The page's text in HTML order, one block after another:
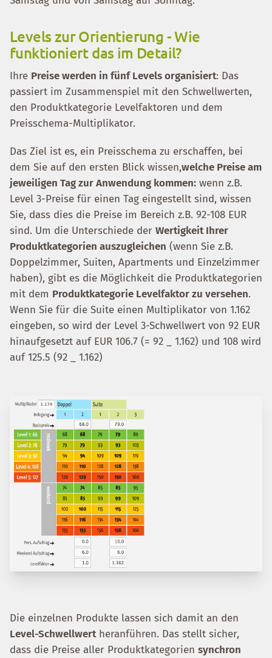
Levels zur Orientierung - Wie
funktioniert das im Detail?
Ihre Preise werden in fünf Levels organisiert: Das
passiert im Zusammenspiel mit den Schwellwerten,
den Produktkategorie Levelfaktoren und dem
Preisschema-Multiplikator.
Das Ziel ist es, ein Preisschema zu erschaffen, bei
dem Sie auf den ersten Blick wissen,welche Preise am
jeweiligen Tag zur Anwendung kommen: wenn z.B.
Level 3-Preise für einen Tag eingestellt sind, wissen
Sie, dass dies die Preise im Bereich z.B. 92-108 EUR
sind. Um die Unterschiede der Wertigkeit Ihrer
Produktkategorien auszugleichen (wenn Sie z.B.
Doppelzimmer, Suiten, Apartments und Einzelzimmer
haben), gibt es die Möglichkeit die Produktkategorien
mit dem Produktkategorie Levelfaktor zu versehen.
Wenn Sie für die Suite einen Multiplikator von 1.162
eingeben, so wird der Level 3-Schwellwert von 92 EUR
hinaufgesetzt auf EUR 106.7 (= 92 _ 1.162) und 108 wird
auf 125.5 (92 _ 1.162)
Die einzelnen Produkte lassen sich damit an den
Level-Schwellwertheranführen. Das stellt sicher,
dass die Preise aller Produktkategorien synchron